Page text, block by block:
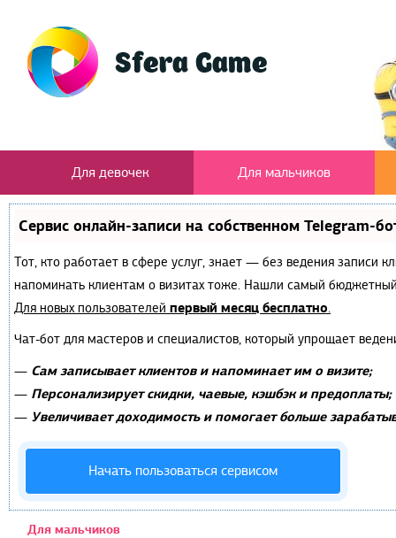
Для девочек Для мальчиков
Сервис онлайн-записи на собственном Telegram-
Тот, кто работает в сфере услуг, знает — без ведения записи
напоминать клиентам о визитах тоже. Нашли самый
Для новых пользователей первый месяц бесплатно.
Чат-бот для мастеров и специалистов, который упрощает
— Сам записывает клиентов и напоминает им о визите;
— Персонализирует скидки, чаевые, кэшбэк и предоплаты;
— Увеличивает доходимость и помогает больше
Начать пользоваться сервисом
Для мальчиков